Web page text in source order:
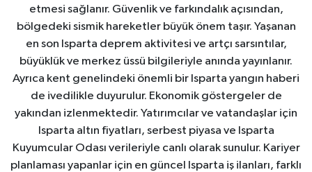
etmesi sağlanır. Güvenlik ve farkındalık açısından,
bölgedeki sismik hareketler büyük önem taşır. Yaşanan
en son Isparta deprem aktivitesi ve artçı sarsıntılar,
büyüklük ve merkez üssü bilgileriyle anında yayınlanır.
Ayrıca kent genelindeki önemli bir Isparta yangın haberi
de ivedilikle duyurulur. Ekonomik göstergeler de
yakından izlenmektedir. Yatırımcılar ve vatandaşlar için
Isparta altın fiyatları, serbest piyasa ve Isparta
Kuyumcular Odası verileriyle canlı olarak sunulur. Kariyer
planlaması yapanlar için en güncel Isparta iş ilanları, farklı